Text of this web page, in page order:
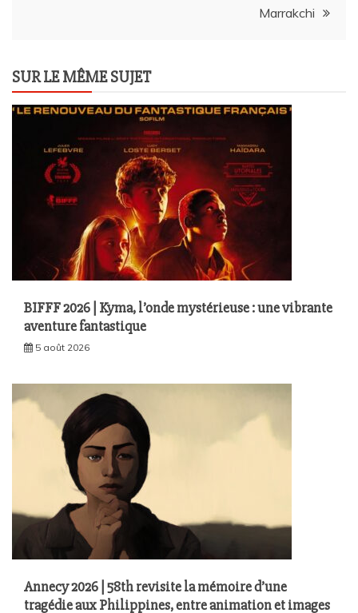
Marrakchi
SUR LE MÊME SUJET
BIFFF 2026 | Kyma, l’onde mystérieuse : une vibrante
aventure fantastique
5 août 2026
Annecy 2026 | 58th revisite la mémoire d’une
tragédie aux Philippines, entre animation et images